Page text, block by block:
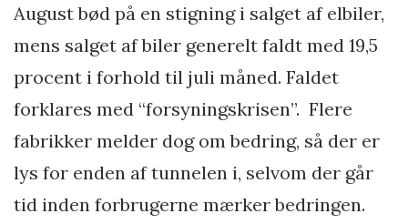
August bød på en stigning i salget af elbiler,
mens salget af biler generelt faldt med 19,5
procent i forhold til juli måned. Faldet
forklares med “forsyningskrisen”. Flere
fabrikker melder dog om bedring, så der er
lys for enden af tunnelen i, selvom der går
tid inden forbrugerne mærker bedringen.